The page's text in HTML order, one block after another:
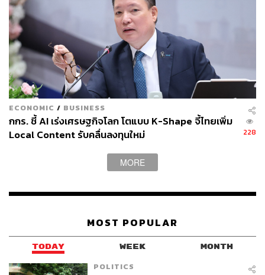
ECONOMIC / BUSINESS
กกร. ชี้ AI เร่งเศรษฐกิจโลก โตแบบ K-Shape จี้ไทยเพิ่ม
Local Content รับคลื่นลงทุนใหม่
228
MORE
MOST POPULAR
TODAY WEEK MONTH
POLITICS